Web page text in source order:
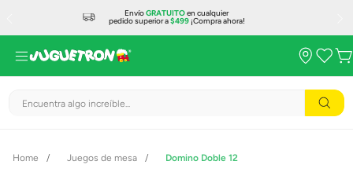
EnvíoGRATUITOen cualquier
pedido superior a$499¡Compra ahora!
Encuentra algo increíble...
Juegos de mesa Domino Doble 12